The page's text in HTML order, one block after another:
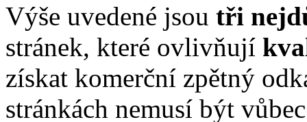
Výše uvedené jsou tři
stránek, které ovlivňují
získat komerční zpětný
stránkách nemusí být